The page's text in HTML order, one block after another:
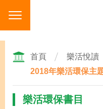
主
要
首頁 樂活悅讀
2018年樂活環保主
樂活環保書目